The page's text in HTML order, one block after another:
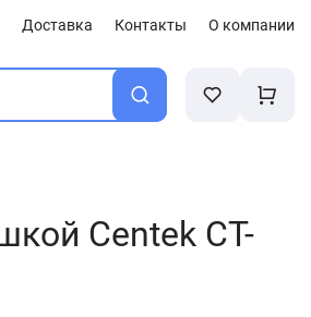
Доставка Контакты О компании
Centek CT-